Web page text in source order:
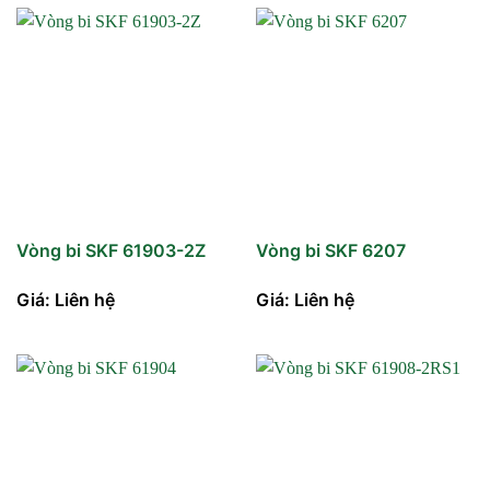
Vòng bi SKF 61903-2Z
Giá: Liên hệ
Vòng bi SKF 6207
Giá: Liên hệ